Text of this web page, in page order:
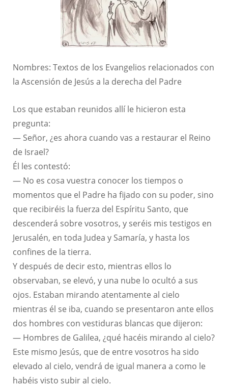
Nombres: Textos de los Evangelios relacionados con
la Ascensión de Jesús a la derecha del Padre
Los que estaban reunidos allí le hicieron esta
pregunta:
— Señor, ¿es ahora cuando vas a restaurar el Reino
de Israel?
Él les contestó:
— No es cosa vuestra conocer los tiempos o
momentos que el Padre ha fijado con su poder, sino
que recibiréis la fuerza del Espíritu Santo, que
descenderá sobre vosotros, y seréis mis testigos en
Jerusalén, en toda Judea y Samaría, y hasta los
confines de la tierra.
Y después de decir esto, mientras ellos lo
observaban, se elevó, y una nube lo ocultó a sus
ojos. Estaban mirando atentamente al cielo
mientras él se iba, cuando se presentaron ante ellos
dos hombres con vestiduras blancas que dijeron:
— Hombres de Galilea, ¿qué hacéis mirando al cielo?
Este mismo Jesús, que de entre vosotros ha sido
elevado al cielo, vendrá de igual manera a como le
habéis visto subir al cielo.